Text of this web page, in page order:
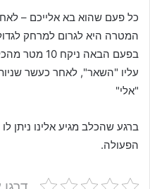
כל פעם שהוא בא אלייכם –
המטרה היא לגרום למרחק
בפעם הבאה
עליו "השאר", לאחר כעשר
"אלי"
ברגע שהכלב מגיע אלינו ניתן
הפעולה.